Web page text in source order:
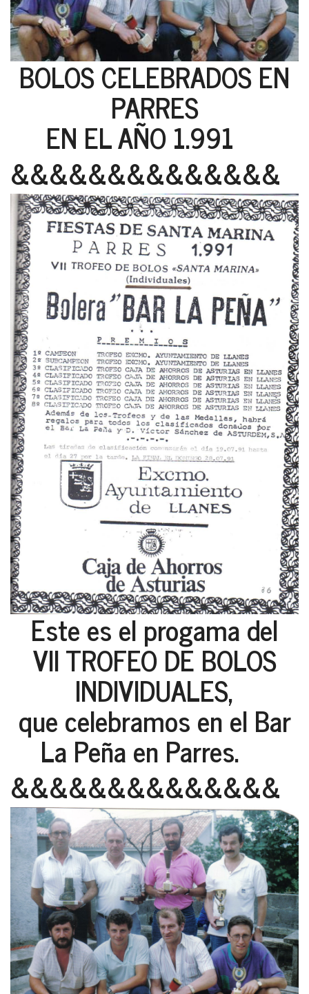
BOLOS CELEBRADOS EN
PARRES
EN EL AÑO 1.991
&&&&&&&&&&&&&&
Este es el progama del
VII TROFEO DE BOLOS
INDIVIDUALES,
que celebramos en el Bar
La Peña en Parres.
&&&&&&&&&&&&&&